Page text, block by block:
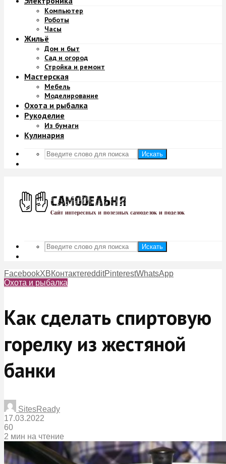
Компьютер
Роботы
Часы
Жильё
Дом и быт
Сад и огород
Стройка и ремонт
Мастерская
Мебель
Моделирование
Охота и рыбалка
Рукоделие
Из бумаги
Кулинария
Искать
Искать
FacebookXВКонтактеredditPinterestWhatsApp
Охота и рыбалка
Как сделать спиртовую
горелку из жестяной
банки
SitesReady
17.03.2022
60
2 мин на чтение